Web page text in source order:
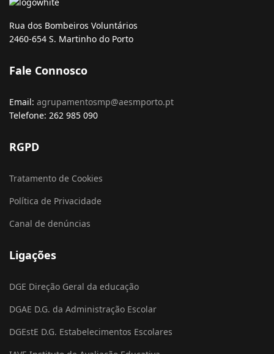
Rua dos Bombeiros Voluntários
2460-654 S. Martinho do Porto
Fale Connosco
Email: agrupamentosmp@aesmporto.pt
Telefone: 262 985 090
RGPD
Tratamento de Cookies
Política de Privacidade
Canal de denúncias
Ligações
DGE Direção Geral da educação
DGAE D.G. da Administração Escolar
DGEstE D.G. Estabelecimentos Escolares